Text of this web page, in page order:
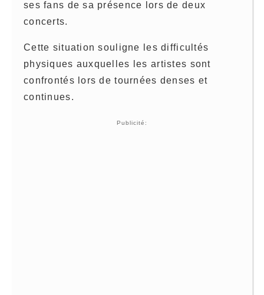
ses fans de sa présence lors de deux
concerts.
Cette situation souligne les difficultés
physiques auxquelles les artistes sont
confrontés lors de tournées denses et
continues.
Publicité: